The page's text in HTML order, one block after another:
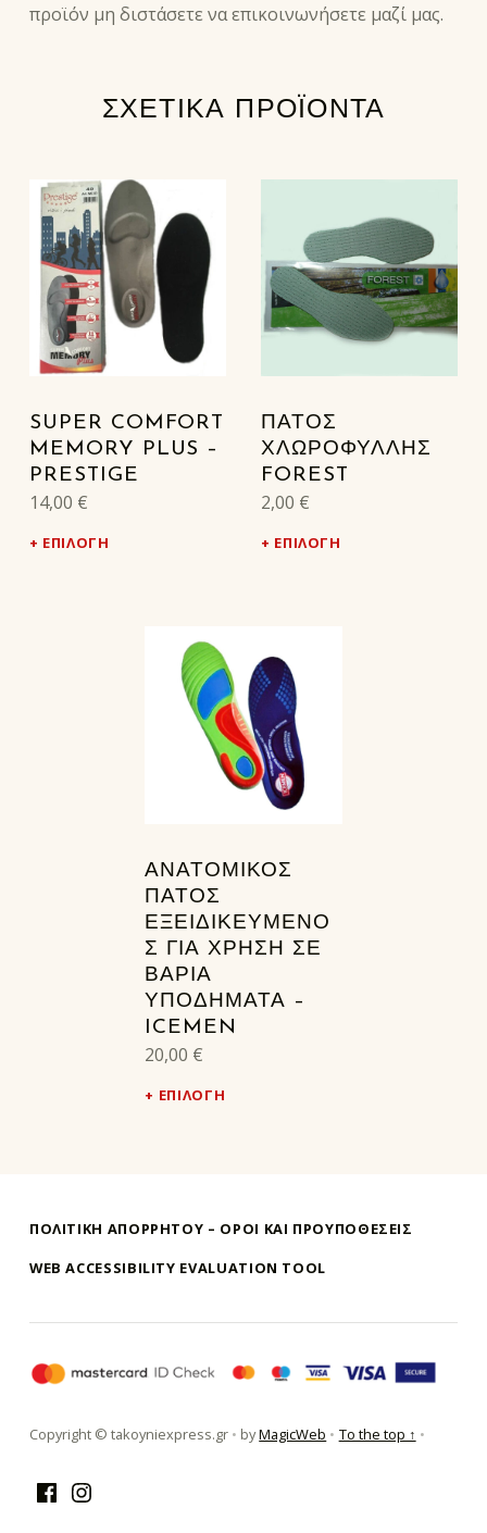
προϊόν μη διστάσετε να επικοινωνήσετε μαζί μας.
ΣΧΕΤΙΚΆ ΠΡΟΪΌΝΤΑ
SUPER COMFORT
MEMORY PLUS –
PRESTIGE
14,00 €
ΕΠΙΛΟΓΉ
ΠΑΤΟΣ
ΧΛΩΡΟΦΥΛΛΗΣ
FOREST
2,00 €
ΕΠΙΛΟΓΉ
ΑΝΑΤΟΜΙΚΌΣ
ΠΆΤΟΣ
ΕΞΕΙΔΙΚΕΥΜΈΝΟ
Σ ΓΙΑ ΧΡΉΣΗ ΣΕ
ΒΑΡΙΆ
ΥΠΟΔΉΜΑΤΑ –
ICEMEN
20,00 €
ΕΠΙΛΟΓΉ
ΠΟΛΙΤΙΚΗ ΑΠΟΡΡΗΤΟΥ – ΌΡΟΙ ΚΑΙ ΠΡΟΥΠΟΘΕΣΕΙΣ
WEB ACCESSIBILITY EVALUATION TOOL
τακούνι εξπρές αθήνα-takoyni
Copyright © takoyniexpress.gr • byMagicWeb • To the top ↑ •
FacebookInstagram